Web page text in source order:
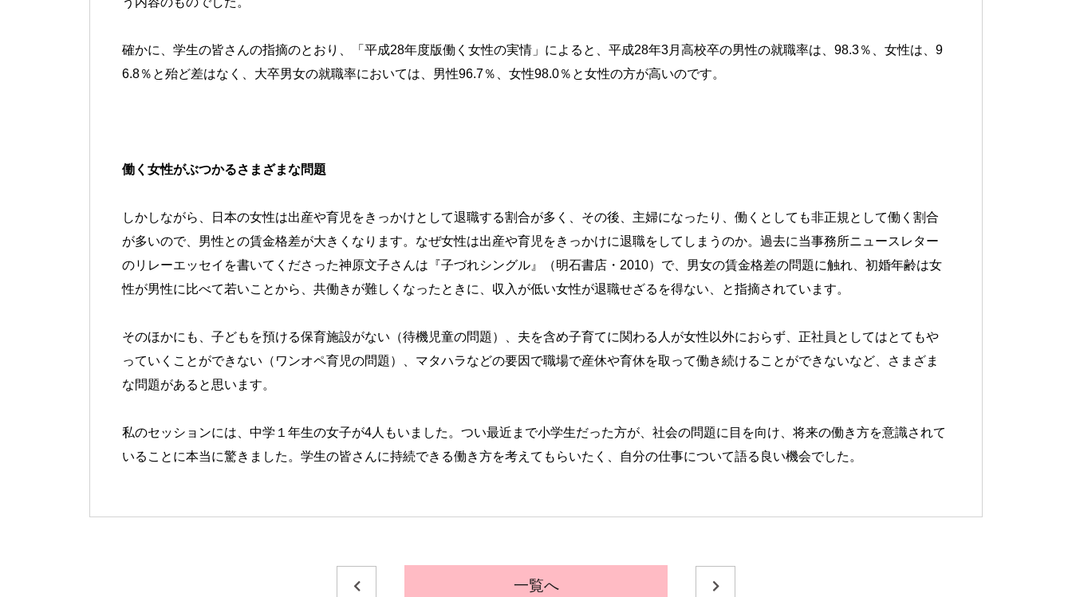
確かに、学生の皆さんの指摘のとおり、「平成28年度版働く女性の実情」によると、平成28年3月高校卒の男性の就職率は、98.3％、女性は、9
6.8％と殆ど差はなく、大卒男女の就職率においては、男性96.7％、女性98.0％と女性の方が高いのです。
働く女性がぶつかるさまざまな問題
しかしながら、日本の女性は出産や育児をきっかけとして退職する割合が多く、その後、主婦になったり、働くとしても非正規として働く割合
が多いので、男性との賃金格差が大きくなります。なぜ女性は出産や育児をきっかけに退職をしてしまうのか。過去に当事務所ニュースレター
のリレーエッセイを書いてくださった神原文子さんは『子づれシングル』（明石書店・2010）で、男女の賃金格差の問題に触れ、初婚年齢は女
性が男性に比べて若いことから、共働きが難しくなったときに、収入が低い女性が退職せざるを得ない、と指摘されています。
そのほかにも、子どもを預ける保育施設がない（待機児童の問題）、夫を含め子育てに関わる人が女性以外におらず、正社員としてはとてもや
っていくことができない（ワンオペ育児の問題）、マタハラなどの要因で職場で産休や育休を取って働き続けることができないなど、さまざま
な問題があると思います。
私のセッションには、中学１年生の女子が4人もいました。つい最近まで小学生だった方が、社会の問題に目を向け、将来の働き方を意識されて
いることに本当に驚きました。学生の皆さんに持続できる働き方を考えてもらいたく、自分の仕事について語る良い機会でした。
一覧へ